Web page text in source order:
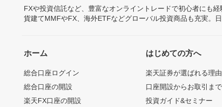
FXや投資信託など、豊富なオンライントレードで初心者にも
貨建てMMFやFX、海外ETFなどグローバル投資商品も充実。
ホーム
総合口座ログイン
総合口座の開設
楽天FX口座の開設
はじめての方へ
楽天証券が選ばれる理由
口座開設からお取引ま
投資ガイド&セミナー